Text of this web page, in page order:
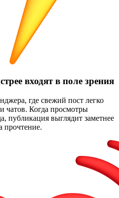
входят в поле зрения
где свежий пост легко
чатов. Когда просмотры
публикация выглядит заметнее
прочтение.